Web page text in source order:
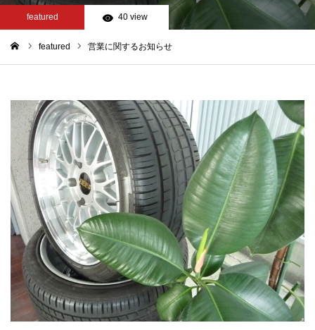
featured 40 view
featured 営業に関するお知らせ
お問い合わせ